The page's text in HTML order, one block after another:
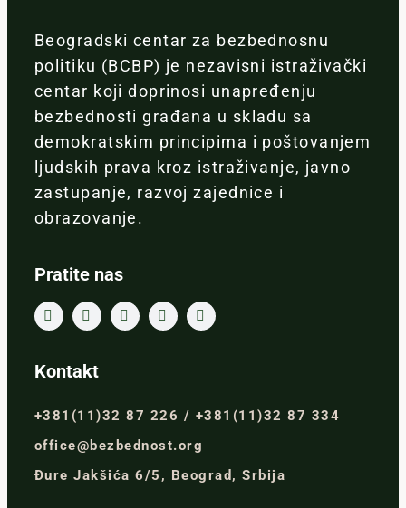
Beogradski centar za bezbednosnu
politiku (BCBP) je nezavisni istraživački
centar koji doprinosi unapređenju
bezbednosti građana u skladu sa
demokratskim principima i poštovanjem
ljudskih prava kroz istraživanje, javno
zastupanje, razvoj zajednice i
obrazovanje.
Pratite nas
Kontakt
+381(11)32 87 226 / +381(11)32 87 334
office@bezbednost.org
Đure Jakšića 6/5, Beograd, Srbija